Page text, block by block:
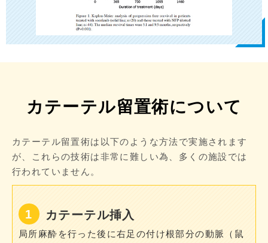
カテーテル留置術について
カテーテル留置術は以下のような方法で実施されます
が、これらの技術は非常に難しい為、多くの施設では
行われていません。
カテーテル挿入
局所麻酔を行った後に右足の付け根部分の動脈（鼠